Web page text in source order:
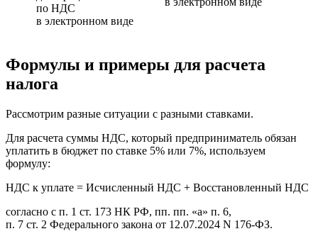
по НДС
в электронном виде
Формулы и примеры для расчета
налога
Рассмотрим разные ситуации с разными ставками.
Для расчета суммы НДС, который предприниматель обязан
уплатить в бюджет по ставке 5% или 7%, используем
формулу:
НДС к уплате = Исчисленный НДС + Восстановленный НДС
согласно с п. 1 ст. 173 НК РФ, пп. пп. «а» п. 6,
п. 7 ст. 2 Федерального закона от 12.07.2024 N 176‑ФЗ.